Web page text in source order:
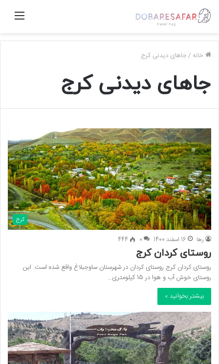
منو
خانه /جاهای دیدنی کرج
جاهای دیدنی کرج
کرج
رها 16 اسفند 1400 0
444
روستای کردان کرج
روستای کردان کرج روستای کردان در شهرستان ساوجبلاغ واقع شده است. این
روستای خوش آب و هوا در 15 کیلومتری…
بیشتر بخوانید »